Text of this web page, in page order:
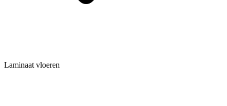
Laminaat vloeren